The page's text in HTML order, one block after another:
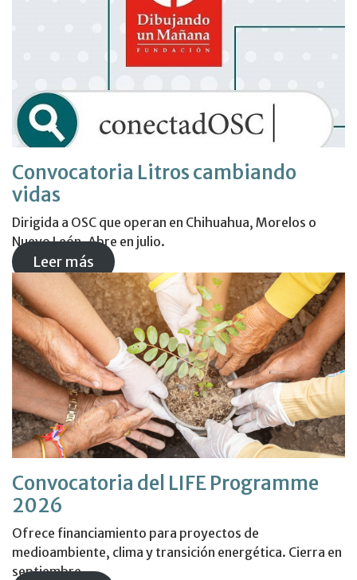
Convocatoria Litros cambiando
vidas
Dirigida a OSC que operan en Chihuahua, Morelos o
Nuevo León. Abre en julio.
Leer más
Convocatoria del LIFE Programme
2026
Ofrece financiamiento para proyectos de
medioambiente, clima y transición energética. Cierra en
septiembre.